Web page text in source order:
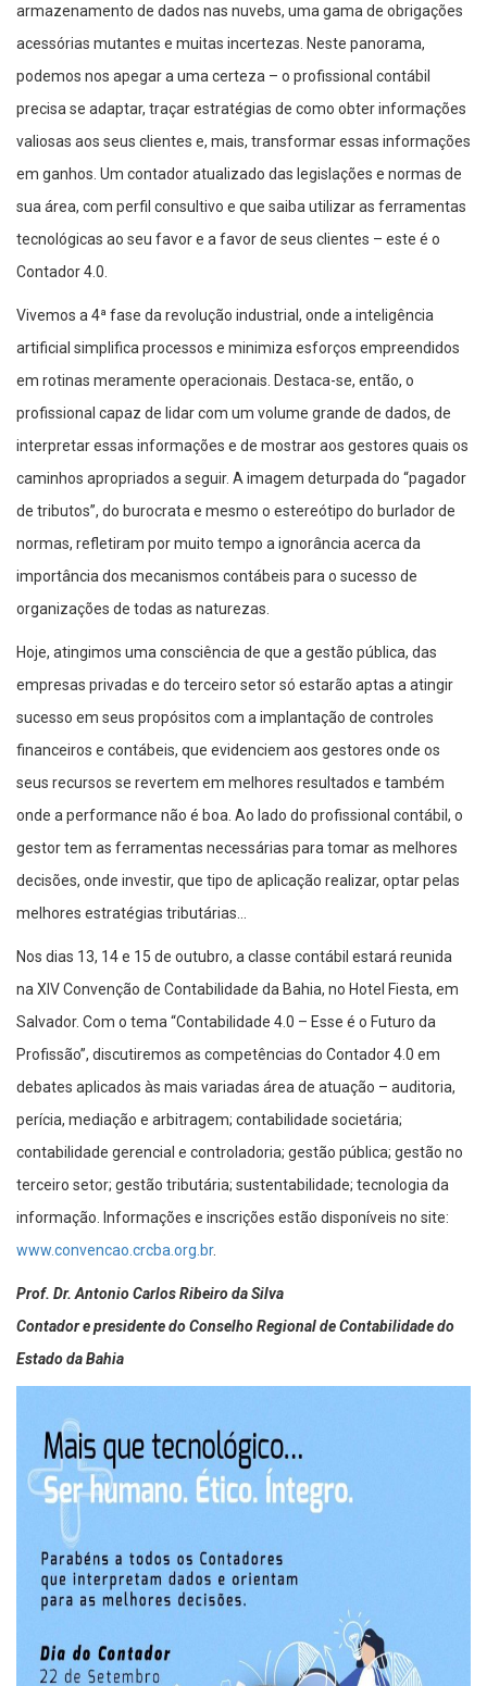
armazenamento de dados nas nuvebs, uma gama de obrigações
acessórias mutantes e muitas incertezas. Neste panorama,
podemos nos apegar a uma certeza – o profissional contábil
precisa se adaptar, traçar estratégias de como obter informações
valiosas aos seus clientes e, mais, transformar essas informações
em ganhos. Um contador atualizado das legislações e normas de
sua área, com perfil consultivo e que saiba utilizar as ferramentas
tecnológicas ao seu favor e a favor de seus clientes – este é o
Contador 4.0.
Vivemos a 4ª fase da revolução industrial, onde a inteligência
artificial simplifica processos e minimiza esforços empreendidos
em rotinas meramente operacionais. Destaca-se, então, o
profissional capaz de lidar com um volume grande de dados, de
interpretar essas informações e de mostrar aos gestores quais os
caminhos apropriados a seguir. A imagem deturpada do “pagador
de tributos”, do burocrata e mesmo o estereótipo do burlador de
normas, refletiram por muito tempo a ignorância acerca da
importância dos mecanismos contábeis para o sucesso de
organizações de todas as naturezas.
Hoje, atingimos uma consciência de que a gestão pública, das
empresas privadas e do terceiro setor só estarão aptas a atingir
sucesso em seus propósitos com a implantação de controles
financeiros e contábeis, que evidenciem aos gestores onde os
seus recursos se revertem em melhores resultados e também
onde a performance não é boa. Ao lado do profissional contábil, o
gestor tem as ferramentas necessárias para tomar as melhores
decisões, onde investir, que tipo de aplicação realizar, optar pelas
melhores estratégias tributárias…
Nos dias 13, 14 e 15 de outubro, a classe contábil estará reunida
na XIV Convenção de Contabilidade da Bahia, no Hotel Fiesta, em
Salvador. Com o tema “Contabilidade 4.0 – Esse é o Futuro da
Profissão”, discutiremos as competências do Contador 4.0 em
debates aplicados às mais variadas área de atuação – auditoria,
perícia, mediação e arbitragem; contabilidade societária;
contabilidade gerencial e controladoria; gestão pública; gestão no
terceiro setor; gestão tributária; sustentabilidade; tecnologia da
informação. Informações e inscrições estão disponíveis no site:
www.convencao.crcba.org.br.
Prof. Dr. Antonio Carlos Ribeiro da Silva
Contador e presidente do Conselho Regional de Contabilidade do
Estado da Bahia